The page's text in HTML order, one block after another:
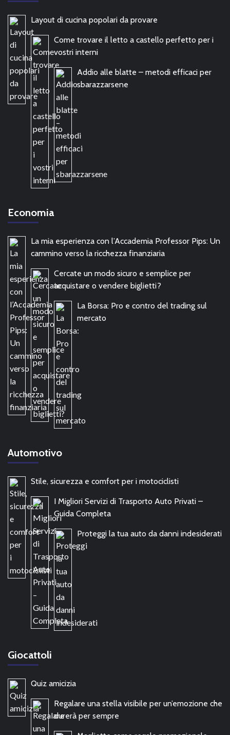
Layout di cucina popolari da provare
Come trovare il letto a castello perfetto per i
vostri interni
Addio alle blatte – metodi efficaci per
sbarazzarsene
Economia
La mia esperienza con l’Accademia Professor Pips: Un
cammino verso la ricchezza finanziaria
Cercate un modo sicuro e semplice per
acquistare o vendere biglietti?
La Borsa: Pro e contro del trading sul
mercato
Automotivo
Stile, sicurezza e comfort per i motociclisti
I Migliori Servizi di Trasporto Auto Privati –
Guida Completa
Proteggi la tua auto da danni indesiderati
Giocattoli
Quiz amicizia
Regalare una stella visibile per un’emozione che
durerà per sempre